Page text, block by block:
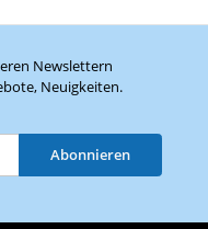
Newslettern
Neuigkeiten.
Abonnieren